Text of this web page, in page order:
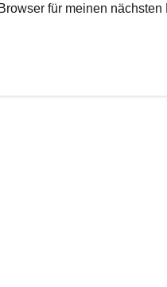
für meinen nächsten